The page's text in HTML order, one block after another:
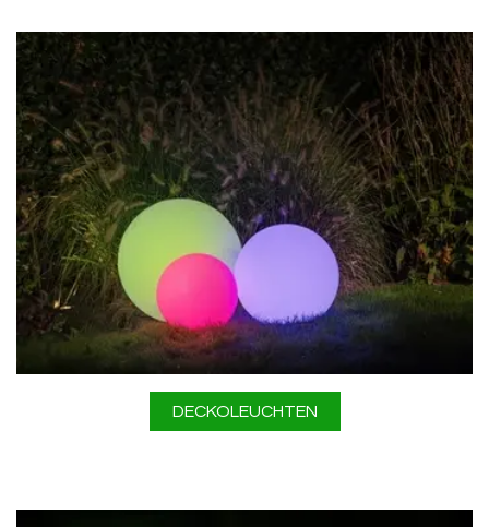
DECKOLEUCHTEN